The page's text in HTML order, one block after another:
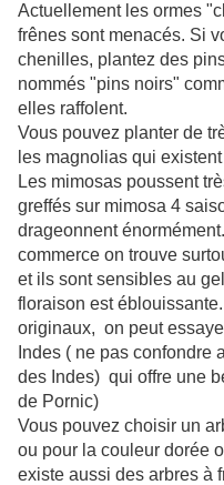
Actuellement les ormes
frênes sont menacés. Si
chenilles, plantez des
nommés "pins noirs"
elles raffolent.
Vous pouvez planter de
les magnolias qui
Les mimosas poussent
greffés sur mimosa 4
drageonnent
commerce on trouve
et ils sont sensibles au
floraison est
originaux, on peut
Indes ( ne pas confondre
des Indes) qui offre une
de Pornic)
Vous pouvez choisir un
ou pour la couleur dorée
existe aussi des arbres à